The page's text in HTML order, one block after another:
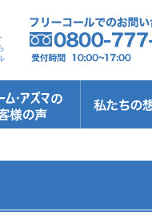
ていただき助かりました。